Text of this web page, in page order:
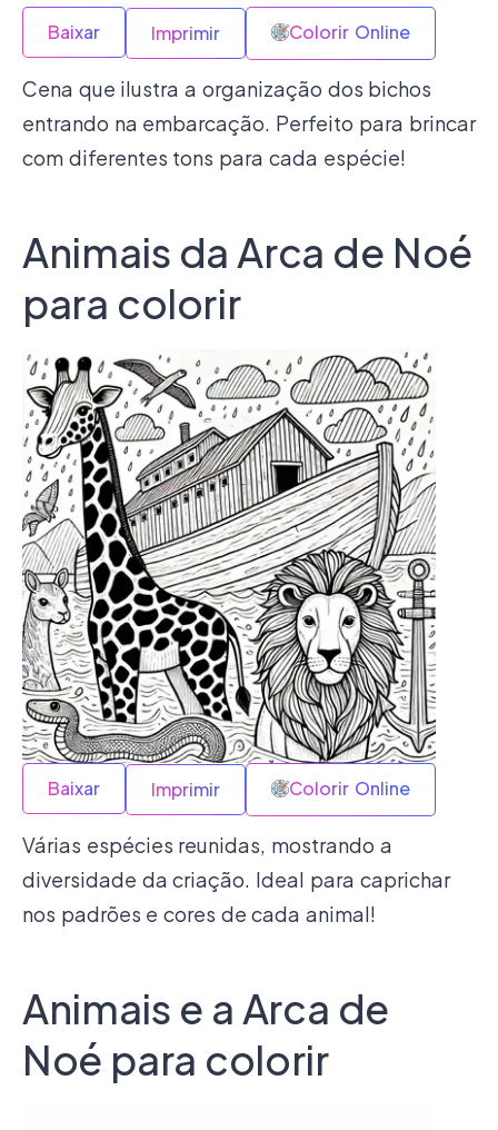
Baixar Imprimir Colorir Online
Cena que ilustra a organização dos bichos
entrando na embarcação. Perfeito para brincar
com diferentes tons para cada espécie!
Animais da Arca de Noé
para colorir
Baixar Imprimir Colorir Online
Várias espécies reunidas, mostrando a
diversidade da criação. Ideal para caprichar
nos padrões e cores de cada animal!
Animais e a Arca de
Noé para colorir